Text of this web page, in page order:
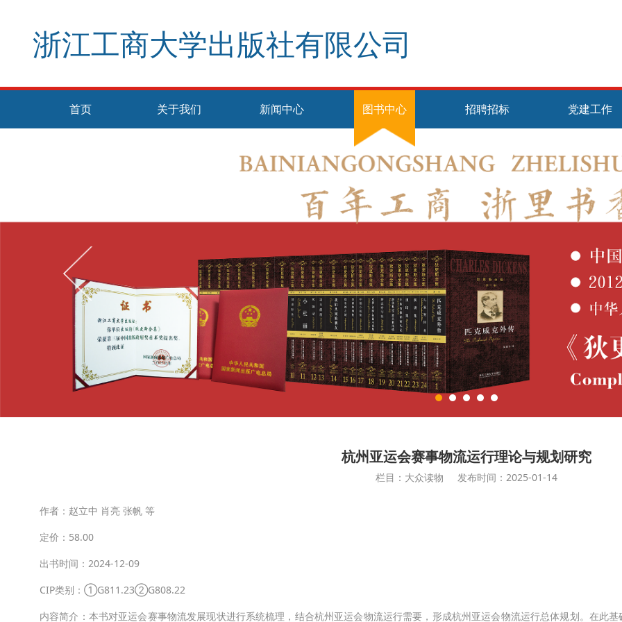
浙江工商大学出版社有限公司
首页 关于我们 新闻中心 图书中心 招聘招标 党建工作
杭州亚运会赛事物流运行理论与规划研究
栏目：大众读物 发布时间：2025-01-14
作者：赵立中 肖亮 张帆 等
定价：58.00
出书时间：2024-12-09
CIP类别：①G811.23②G808.22
内容简介：本书对亚运会赛事物流发展现状进行系统梳理，结合杭州亚运会物流运行需要，形成杭州亚运会物流运行总体规划。在此